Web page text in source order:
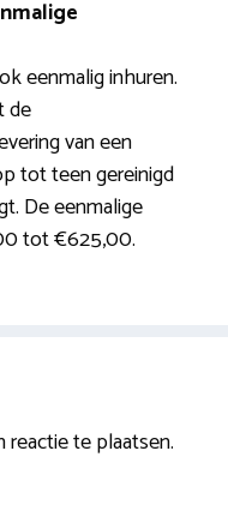
eenmalig inhuren.
de
van een
tot teen gereinigd
De eenmalige
tot €625,00.
reactie te plaatsen.